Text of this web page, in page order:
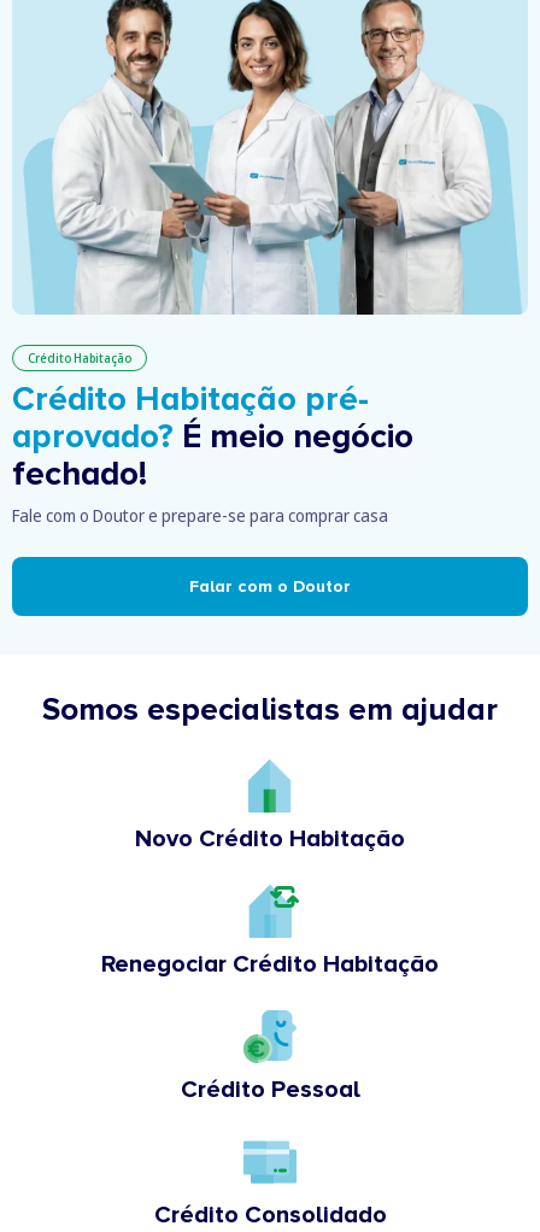
Crédito Habitação
Crédito Habitação pré-
aprovado? É meio negócio
fechado!
Fale com o Doutor e prepare-se para comprar casa
Falar com o Doutor
Somos especialistas em ajudar
Novo Crédito Habitação
Renegociar Crédito Habitação
Crédito Pessoal
Crédito Consolidado